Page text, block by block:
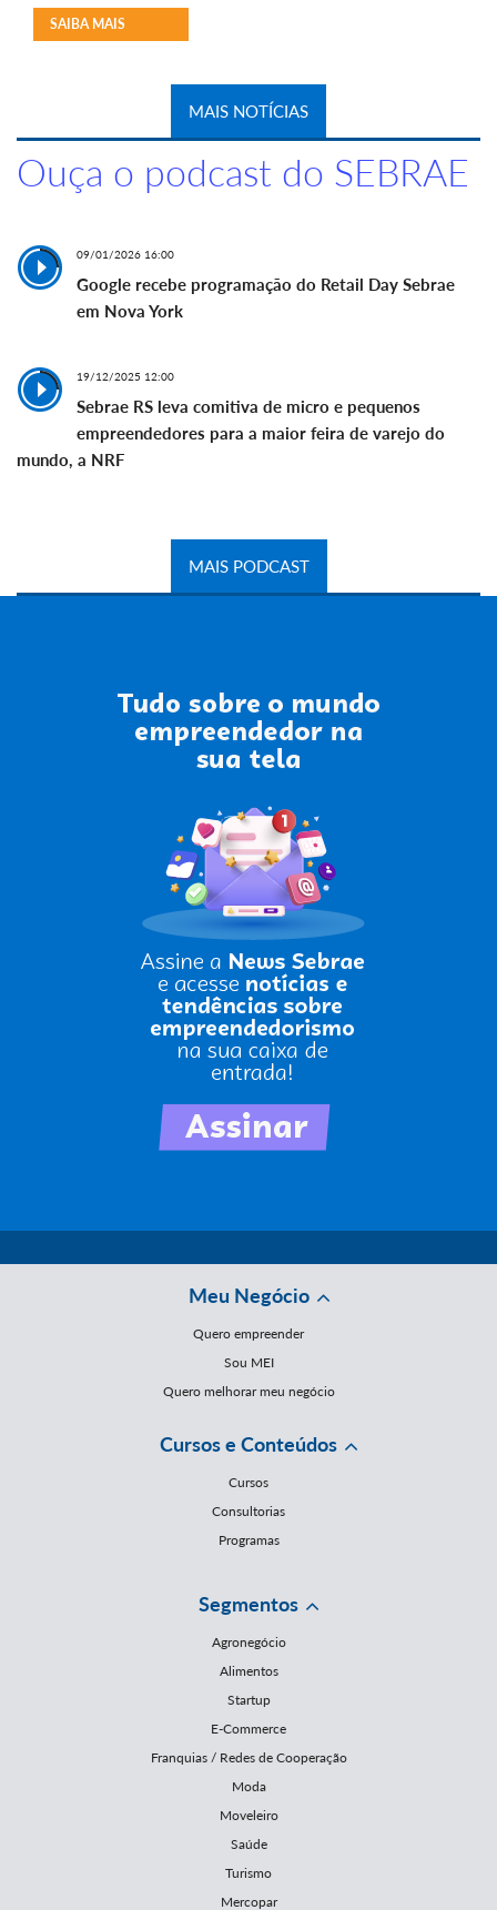
SAIBA MAIS
MAIS NOTÍCIAS
Ouça o podcast do SEBRAE
09/01/2026 16:00
Google recebe programação do Retail Day Sebrae
em Nova York
19/12/2025 12:00
Sebrae RS leva comitiva de micro e pequenos
empreendedores para a maior feira de varejo do
mundo, a NRF
MAIS PODCAST
Meu Negócio
Quero empreender
Sou MEI
Quero melhorar meu negócio
Cursos e Conteúdos
Cursos
Consultorias
Programas
Segmentos
Agronegócio
Alimentos
Startup
E-Commerce
Franquias / Redes de Cooperação
Moda
Moveleiro
Saúde
Turismo
Mercopar